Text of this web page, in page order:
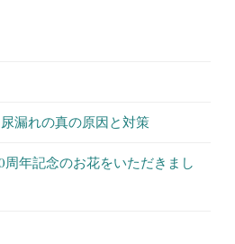
漏れの真の原因と対策
周年記念のお花をいただきまし